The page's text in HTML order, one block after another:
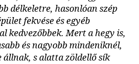
délkeletre, hasonlóan szép
fekvése és egyéb
kedvezőbbek. Mert a hegy is,
és nagyobb mindeniknél,
s alatta zöldellő sík